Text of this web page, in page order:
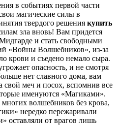
в событиях первой части
магические силы в
твердого решения купить
зла вновь! Вам придется
и стать свободными
«Войны Волшебников», из-за
крови и съедено немало сыра.
опасность, и не смотря
нет славного дома, вам
свой меч и посох, вспомнив все
именуются «Магиками».
волшебников без крова,
нередко пережаривали
оставляли от врагов лишь